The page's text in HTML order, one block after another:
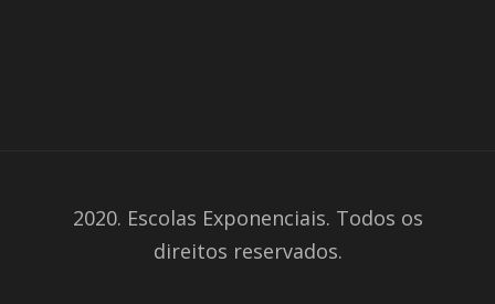
2020. Escolas Exponenciais. Todos os
direitos reservados.